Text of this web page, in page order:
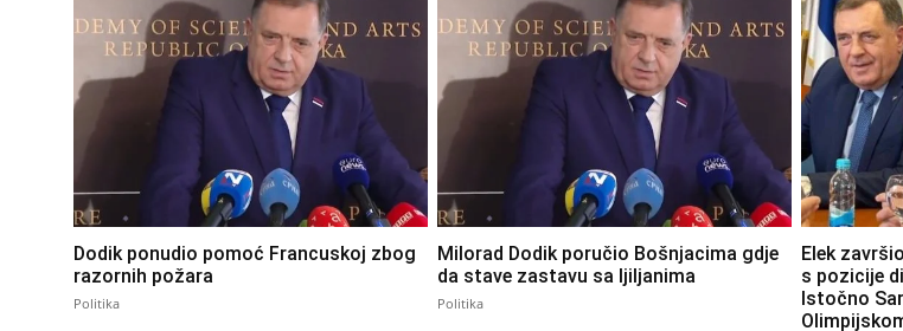
Dodik ponudio pomoć Francuskoj zbog
razornih požara
Politika
Milorad Dodik poručio Bošnjacima gdje
da stave zastavu sa ljiljanima
Politika
Elek
s pozicije
Istočno